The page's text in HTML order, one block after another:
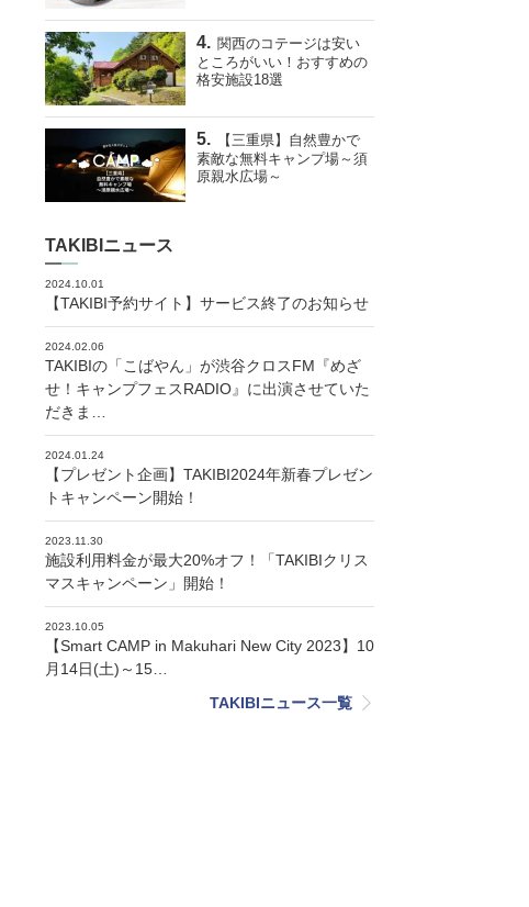
関西のコテージは安い
ところがいい！おすすめの
格安施設18選
【三重県】自然豊かで
素敵な無料キャンプ場～須
原親水広場～
TAKIBIニュース
2024.10.01
【TAKIBI予約サイト】サービス終了のお知らせ
2024.02.06
TAKIBIの「こばやん」が渋谷クロスFM『めざ
せ！キャンプフェスRADIO』に出演させていた
だきま…
2024.01.24
【プレゼント企画】TAKIBI2024年新春プレゼン
トキャンペーン開始！
2023.11.30
施設利用料金が最大20%オフ！「TAKIBIクリス
マスキャンペーン」開始！
2023.10.05
【Smart CAMP in Makuhari New City 2023】10
月14日(土)～15…
TAKIBIニュース一覧